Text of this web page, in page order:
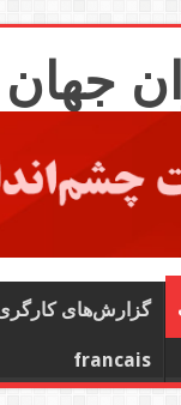
گزارش‌های
francais